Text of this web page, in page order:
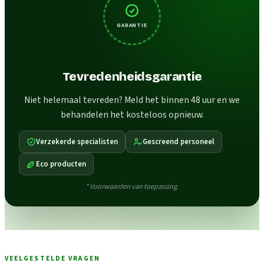
GARANTIE
Tevredenheidsgarantie
Niet helemaal tevreden? Meld het binnen 48 uur en we
behandelen het kosteloos opnieuw.
Verzekerde specialisten Gescreend personeel
Eco producten
* Voorwaarden van toepassing.
VEELGESTELDE VRAGEN